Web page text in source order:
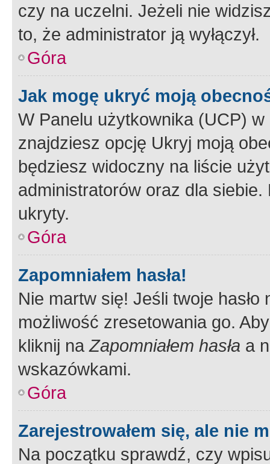
czy na uczelni. Jeżeli nie
to, że administrator ją wyłączył.
Góra
Jak mogę ukryć moją
W Panelu użytkownika (UCP) w
znajdziesz opcję Ukryj moją
będziesz widoczny na liście
administratorów oraz dla
ukryty.
Góra
Zapomniałem hasła!
Nie martw się! Jeśli twoje
możliwość zresetowania go.
kliknij naZapomniałem hasła a
wskazówkami.
Góra
Zarejestrowałem się, ale nie
Na początku sprawdź, czy